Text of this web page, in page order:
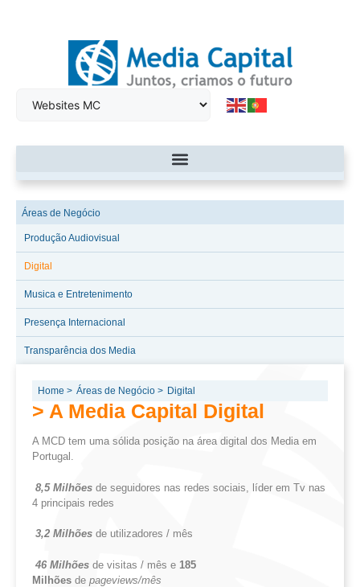
Áreas de Negócio
Produção Audiovisual
Digital
Musica e Entretenimento
Presença Internacional
Transparência dos Media
Home > Áreas de Negócio > Digital
> A Media Capital Digital
A MCD tem uma sólida posição na área digital dos Media em
Portugal.
8,5 Milhões de seguidores nas redes sociais, líder em Tv nas
4 principais redes
3,2 Milhões de utilizadores / mês
46 Milhões de visitas / mês e 185
Milhões de pageviews/mês